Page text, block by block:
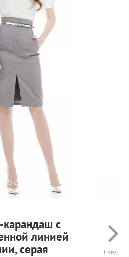
с
линией
серая
След.